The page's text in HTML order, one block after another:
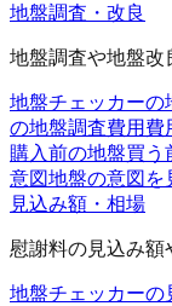
地盤調査・改良
地盤調査や地盤改
地盤チェッカーの
の地盤調査費用 費
購入前の地盤買う
意図地盤の意図を
見込み額・相場
慰謝料の見込み額
地盤チェッカーの